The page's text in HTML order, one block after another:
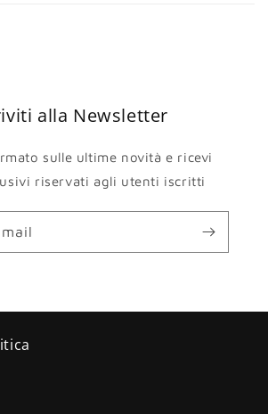
alla Newsletter
sulle ultime novità e ricevi
riservati agli utenti iscritti